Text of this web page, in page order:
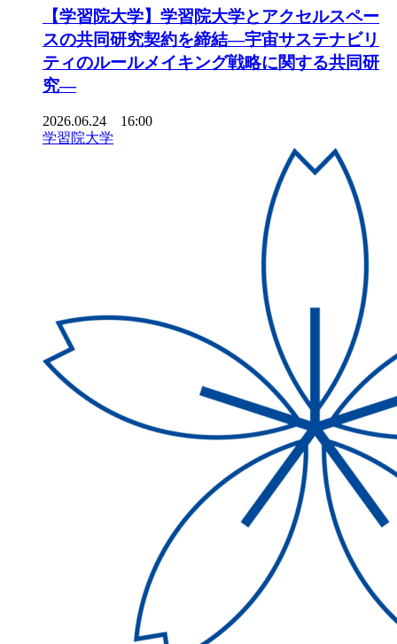
【学習院大学】学習院大学とアクセルスペー
スの共同研究契約を締結―宇宙サステナビリ
ティのルールメイキング戦略に関する共同研
究―
2026.06.24 16:00
学習院大学